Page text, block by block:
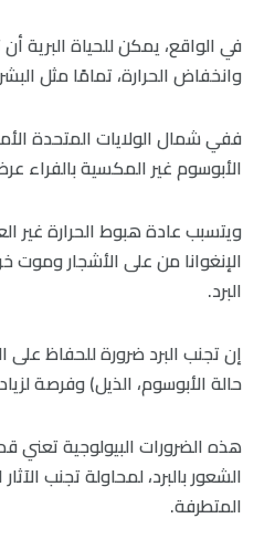
في الواقع، يمكن للحياة
وانخفاض الحرارة، تمامًا مثل
ففي شمال الولايات المتحدة
الأبوسوم غير المكسية بالفراء
ويتسبب عادة هبوط الحرارة غير
الإنغوانا من على الأشجار وموت
البرد.
إن تجنب البرد ضرورة للحفاظ على
حالة الأبوسوم، الذيل) وفرصة
هذه الضرورات البيولوجية تعني
الشعور بالبرد، لمحاولة تجنب
المتطرفة.